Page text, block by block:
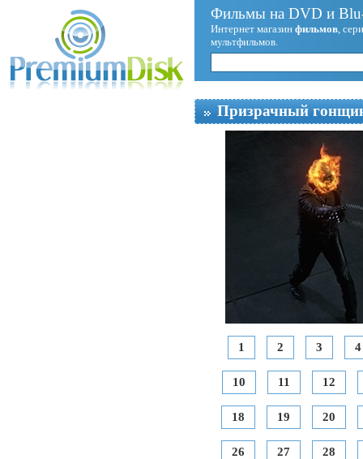
Фильмы на DVD и
Интернет магазин фильмов,
мультфильмов.
Призрачный
1 2 3 4
10 11 12
18 19 20
26 27 28